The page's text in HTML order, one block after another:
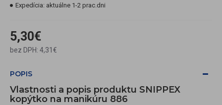
5,30€
bez DPH: 4,31€
Expedícia: aktuálne 1-2 prac.dni
POPIS
Vlastnosti a popis produktu SNIPPEX
kopýtko na manikúru 886